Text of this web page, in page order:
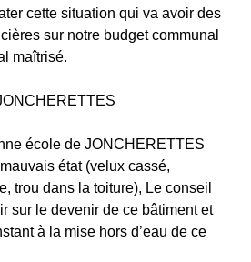
cette situation qui va avoir des
sur notre budget communal
maîtrisé.
école de JONCHERETTES
état (velux cassé,
trou dans la toiture), Le conseil
sur le devenir de ce bâtiment et
à la mise hors d’eau de ce